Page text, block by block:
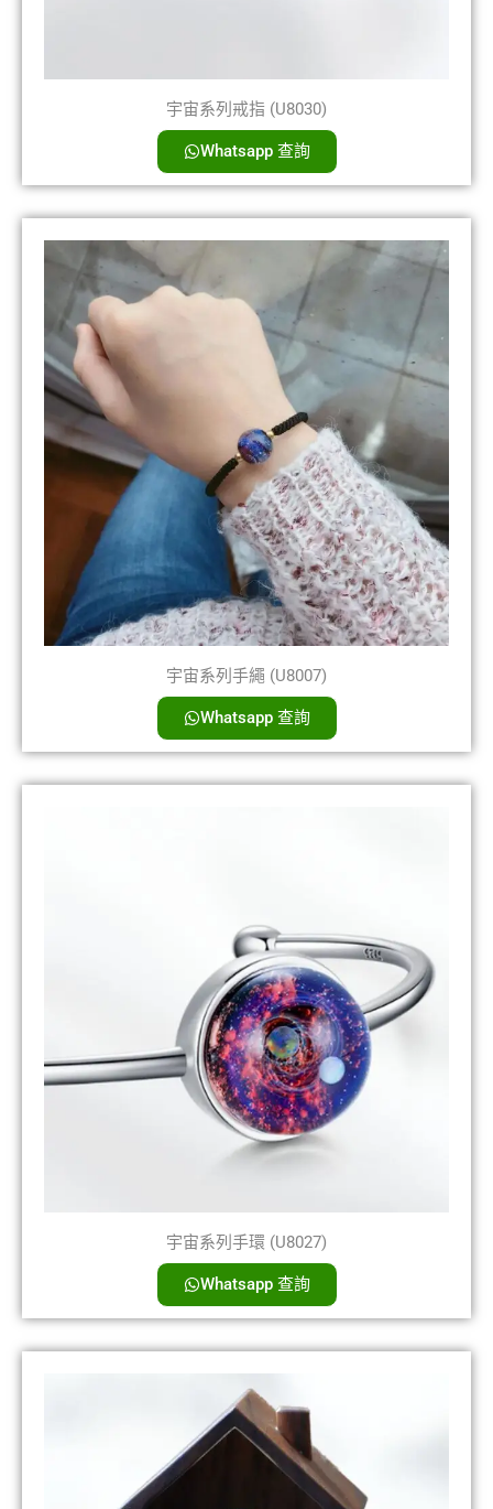
宇宙系列戒指 (U8030)
Whatsapp 查詢
宇宙系列手繩 (U8007)
Whatsapp 查詢
宇宙系列手環 (U8027)
Whatsapp 查詢